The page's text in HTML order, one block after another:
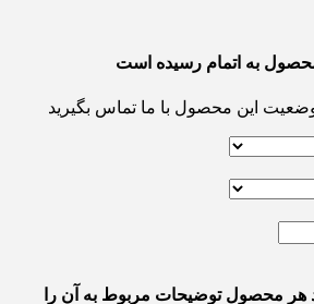
به اتمام رسیده است
این محصول با ما تماس بگیرید
هر محصول توضیحات مربوط به آن را